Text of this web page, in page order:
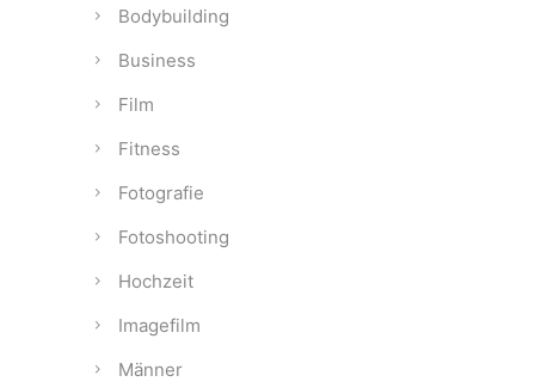
Bodybuilding
Business
Film
Fitness
Fotografie
Fotoshooting
Hochzeit
Imagefilm
Männer